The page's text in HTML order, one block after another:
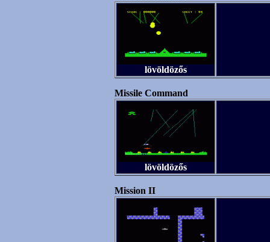
lövöldözős
Missile Command
lövöldözős
Mission II